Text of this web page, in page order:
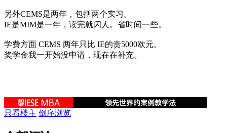
另外CEMS是两年，包括两个实习。
IE是MIM是一年，读完就闪人。省时间一些。
学费方面 CEMS 两年只比 IE的贵5000欧元。
奖学金我一开始没申请，现在在补充。
只看楼主 倒序浏览